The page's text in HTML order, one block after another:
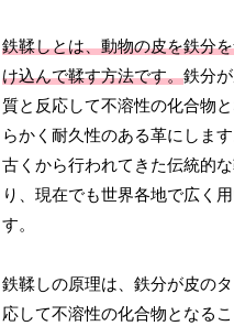
鉄鞣しとは、動物の皮を鉄分
け込んで鞣す方法です。鉄分
質と反応して不溶性の化合物
らかく耐久性のある革にします
古くから行われてきた伝統的
り、現在でも世界各地で広く
す。
鉄鞣しの原理は、鉄分が皮の
応して不溶性の化合物となる